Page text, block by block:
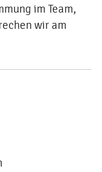
im Team,
wir am